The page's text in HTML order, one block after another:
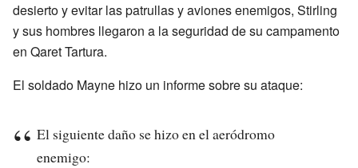
desierto y evitar las patrullas y aviones enemigos, Stirling
y sus hombres llegaron a la seguridad de su campamento
en Qaret Tartura.
El soldado Mayne hizo un informe sobre su ataque:
El siguiente daño se hizo en el aeródromo
enemigo: